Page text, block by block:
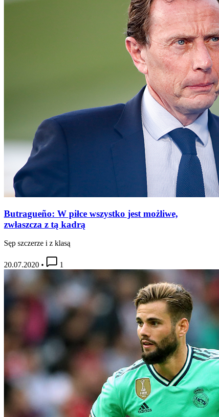
Butragueño: W piłce wszystko jest możliwe,
zwłaszcza z tą kadrą
Sęp szczerze i z klasą
20.07.2020 • 1